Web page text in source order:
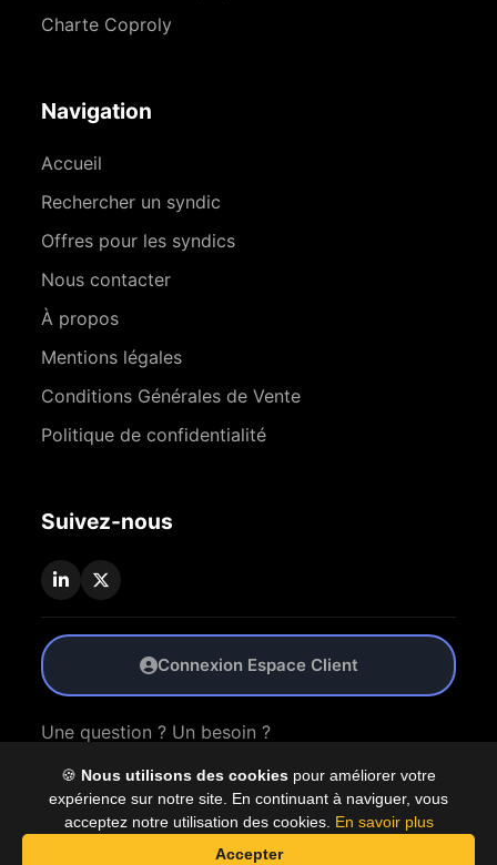
🍪 Nous utilisons des cookies pour améliorer votre
expérience sur notre site. En continuant à naviguer, vous
acceptez notre utilisation des cookies. En savoir plus
Accepter
Charte Coproly
Navigation
Accueil
Rechercher un syndic
Offres pour les syndics
Nous contacter
À propos
Mentions légales
Conditions Générales de Vente
Politique de confidentialité
Suivez-nous
Connexion Espace Client
Une question ? Un besoin ?
Nous Contacter